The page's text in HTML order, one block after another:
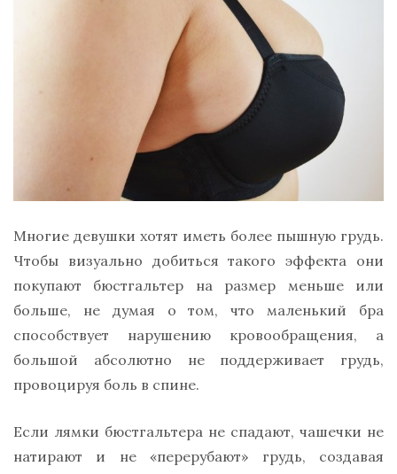
Многие девушки хотят иметь более пышную грудь.
Чтобы визуально добиться такого эффекта они
покупают бюстгальтер на размер меньше или
больше, не думая о том, что маленький бра
способствует нарушению кровообращения, а
большой абсолютно не поддерживает грудь,
провоцируя боль в спине.
Если лямки бюстгальтера не спадают, чашечки не
натирают и не «перерубают» грудь, создавая